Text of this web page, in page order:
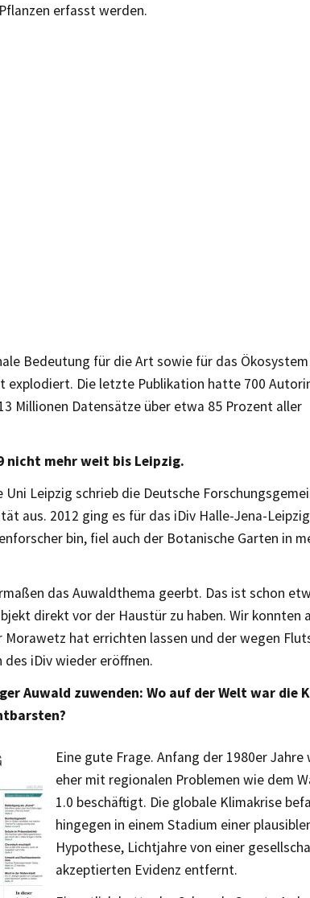
erfasst werden.
Bedeutung für die Art sowie für das Ökosystem
explodiert. Die letzte Publikation hatte 700
Millionen Datensätze über etwa 85 Prozent aller
nicht mehr weit bis Leipzig.
Uni Leipzig schrieb die Deutsche
aus. 2012 ging es für das iDiv Halle-Jena-
bin, fiel auch der Botanische Garten in
das Auwaldthema geerbt. Das ist schon
direkt vor der Haustür zu haben. Wir konnten
hat errichten lassen und der wegen
iDiv wieder eröffnen.
Auwald zuwenden: Wo auf der Welt war die
Eine gute Frage. Anfang der 1980er Jahre
eher mit regionalen Problemen wie dem
1.0 beschäftigt. Die globale Klimakrise
hingegen in einem Stadium einer
Hypothese, Lichtjahre von einer
akzeptierten Evidenz entfernt.